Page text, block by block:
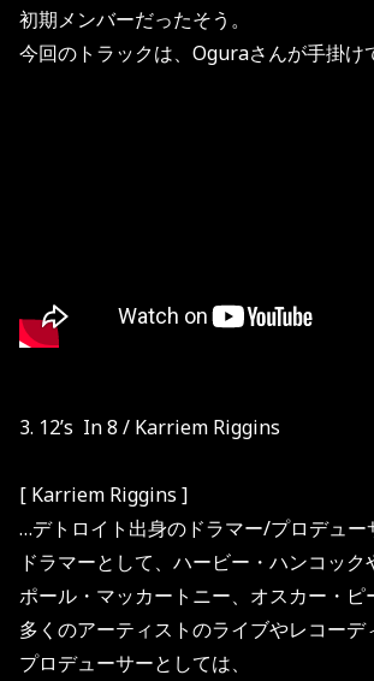
初期メンバーだったそう。
今回のトラックは、Oguraさんが手掛け
3. 12’s In 8 / Karriem Riggins
[ Karriem Riggins ]
…デトロイト出身のドラマー/プロデュー
ドラマーとして、ハービー・ハンコック
ポール・マッカートニー、オスカー・ピ
多くのアーティストのライブやレコーデ
プロデューサーとしては、